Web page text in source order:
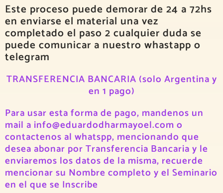
Este proceso puede demorar de 24 a 72hs
en enviarse el material una vez
completado el paso 2 cualquier duda se
puede comunicar a nuestro whastapp o
telegram
TRANSFERENCIA BANCARIA (solo Argentina y
en 1 pago)
Para usar esta forma de pago, mandenos un
mail a info@eduardodharmayoel.com o
contactenos al whatspp, mencionando que
desea abonar por Transferencia Bancaria y le
enviaremos los datos de la misma, recuerde
mencionar su Nombre completo y el Seminario
en el que se Inscribe